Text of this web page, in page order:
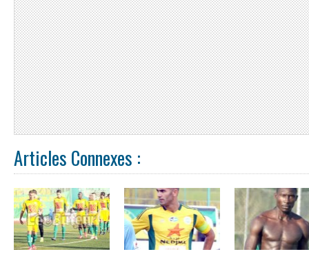
Articles Connexes :